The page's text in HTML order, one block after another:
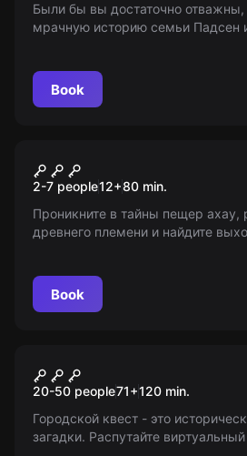
Были бы вы достаточно отважны,
мрачную историю семьи Падсен
живых. 14+ (медиум), 18+ (хард).
Book
Тайна пещеры ахау
2-7 people12+80 min.
Проникните в тайны пещер ахау,
древнего племени и найдите
Book
Кружевной клубок
20-50 people71+120 min.
Городской квест - это
загадки. Распутайте